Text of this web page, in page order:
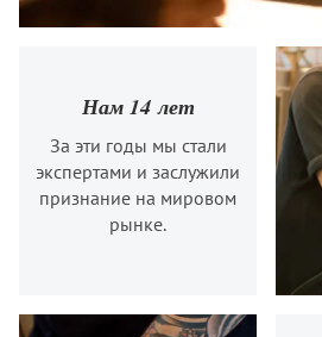
Нам 14 лет
За эти годы мы стали
экспертами и заслужили
признание на мировом
рынке.